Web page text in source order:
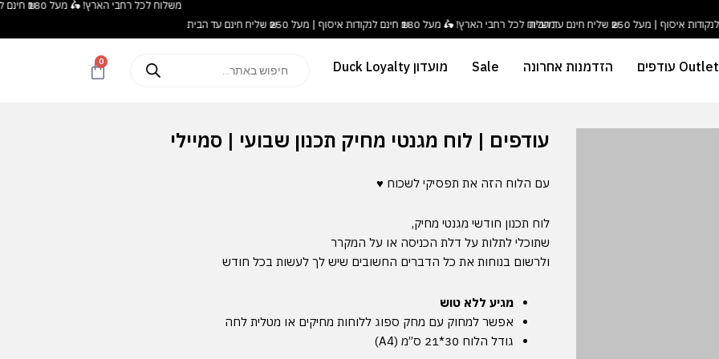
משלוח לכל רחבי הארץ! 🛵 מעל ₪180 חינם לנקודות איסוף | מעל ₪250 שליח חינם עד הבית
משלוח לכל רחבי הארץ! 🛵 מעל ₪180 חינם לנקודות איסוף | מעל ₪250 שליח חינם עד הבית
Outlet עודפים הזדמנות אחרונה Sale מועדון Duck Loyalty search
0
עגלת
עודפים | לוח מגנטי מחיק תכנון שבועי | סמיילי
עם הלוח הזה את תפסיקי לשכוח ♥
לוח תכנון חודשי מגנטי מחיק,
שתוכלי לתלות על דלת הכניסה או על המקרר
ולרשום בנוחות את כל הדברים החשובים שיש לך לעשות בכל חודש
מגיע ללא טוש
אפשר למחוק עם מחק ספוג ללוחות מחיקים או מטלית לחה
גודל הלוח 30*21 ס”מ (A4)